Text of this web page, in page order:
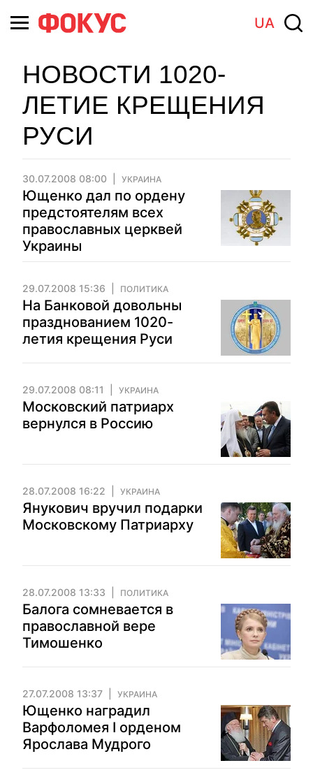
UA
НОВОСТИ 1020-
ЛЕТИЕ КРЕЩЕНИЯ
РУСИ
30.07.2008 08:00 УКРАИНА
Ющенко дал по ордену
предстоятелям всех
православных церквей
Украины
29.07.2008 15:36 ПОЛИТИКА
На Банковой довольны
празднованием 1020-
летия крещения Руси
29.07.2008 08:11 УКРАИНА
Московский патриарх
вернулся в Россию
28.07.2008 16:22 УКРАИНА
Янукович вручил подарки
Московскому Патриарху
28.07.2008 13:33 ПОЛИТИКА
Балога сомневается в
православной вере
Тимошенко
27.07.2008 13:37 УКРАИНА
Ющенко наградил
Варфоломея І орденом
Ярослава Мудрого